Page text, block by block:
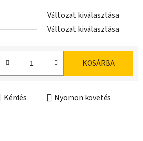
Változat kiválasztása
Változat kiválasztása
KOSÁRBA
Kérdés
Nyomon követés